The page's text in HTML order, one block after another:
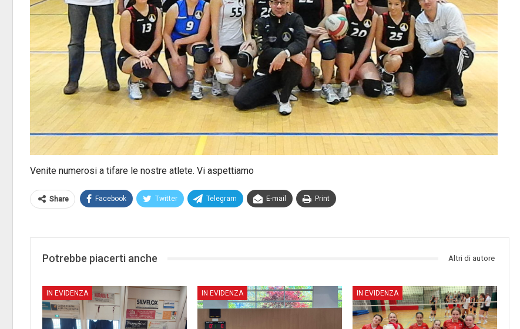
Venite numerosi a tifare le nostre atlete. Vi aspettiamo
Share Facebook Twitter Telegram E-mail Print
Potrebbe piacerti anche Altri di autore
IN EVIDENZA IN EVIDENZA IN EVIDENZA